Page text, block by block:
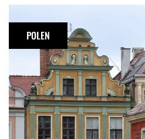
Poznań:
tips
bezienswaardigheden
POLEN